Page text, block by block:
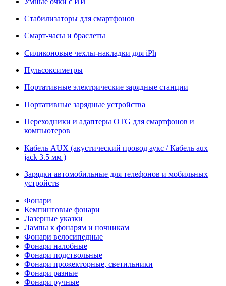
Стабилизаторы для смартфонов
Смарт-часы и браслеты
Силиконовые чехлы-накладки для iPh
Пульсоксиметры
Портативные электрические зарядные станции
Портативные зарядные устройства
Переходники и адаптеры OTG для смартфонов и
компьютеров
Кабель AUX (акустический провод аукс / Кабель aux
jack 3.5 мм )
Зарядки автомобильные для телефонов и мобильных
устройств
Фонари
Кемпинговые фонари
Лазерные указки
Лампы к фонарям и ночникам
Фонари велосипедные
Фонари налобные
Фонари подствольные
Фонари прожекторные, светильники
Фонари разные
Фонари ручные